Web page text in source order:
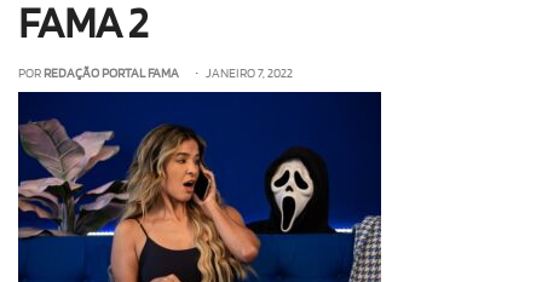
FAMA 2
POR REDAÇÃO PORTAL FAMA • JANEIRO 7, 2022